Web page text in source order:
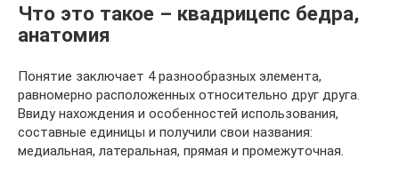
Что это такое – квадрицепс бедра,
анатомия
Понятие заключает 4 разнообразных элемента,
равномерно расположенных относительно друг друга.
Ввиду нахождения и особенностей использования,
составные единицы и получили свои названия:
медиальная, латеральная, прямая и промежуточная.